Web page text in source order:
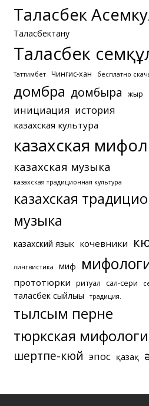
Таласбек
Таласбектану
Таласбек
Таттимбет Чингис-хан бесплатно
домбра домбыра жыр
инициация история
казахская культура
казахская
казахская музыка
казахская традиционная культура
казахская
музыка
казахский язык кочевники
лингвистика миф
прототюрки ритуал сал-сери
таласбек сыйлығы
традиция.
тылсым перне
тюркская
шертпе-кюй эпос қазақ